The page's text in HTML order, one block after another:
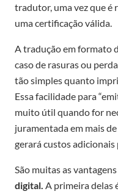
tradutor, uma vez que é
uma certificação válida.
A tradução em formato
caso de rasuras ou
tão simples quanto
Essa facilidade para
muito útil quando for
juramentada em mais
gerará custos adicionais
São muitas as
digital. A primeira delas